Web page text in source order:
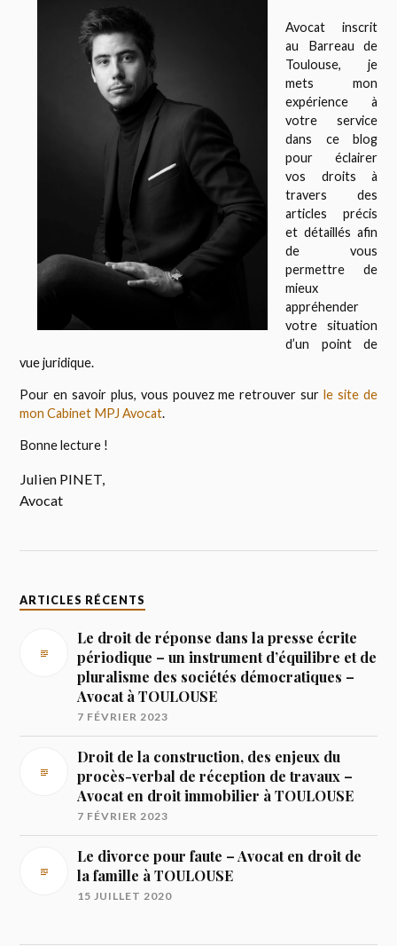
Avocat inscrit
au Barreau de
Toulouse, je
mets mon
expérience à
votre service
dans ce blog
pour éclairer
vos droits à
travers des
articles précis
et détaillés afin
de vous
permettre de
mieux
appréhender
votre situation
d’un point de
vue juridique.
Pour en savoir plus, vous pouvez me retrouver sur le site de
mon Cabinet MPJ Avocat.
Bonne lecture !
Julien PINET,
Avocat
ARTICLES RÉCENTS
Le droit de réponse dans la presse écrite
périodique – un instrument d’équilibre et de
pluralisme des sociétés démocratiques –
Avocat à TOULOUSE
7 FÉVRIER 2023
Droit de la construction, des enjeux du
procès-verbal de réception de travaux –
Avocat en droit immobilier à TOULOUSE
7 FÉVRIER 2023
Le divorce pour faute – Avocat en droit de
la famille à TOULOUSE
15 JUILLET 2020